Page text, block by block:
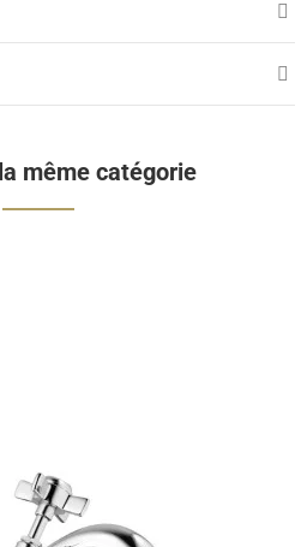
même catégorie